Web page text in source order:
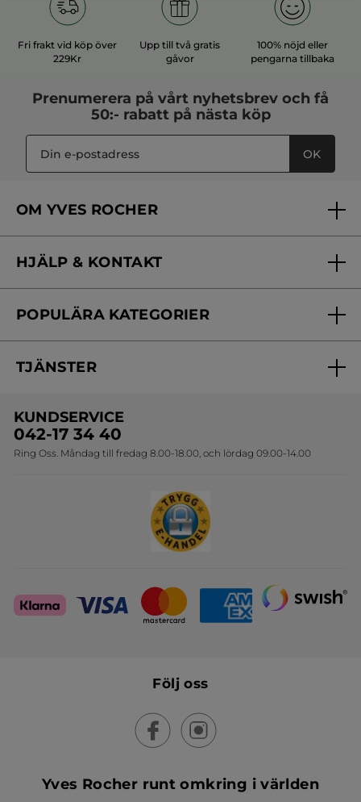
Fri frakt vid köp över
229Kr
Upp till två gratis
gåvor
100% nöjd eller
pengarna tillbaka
Prenumerera på vårt nyhetsbrev och få
50:- rabatt på nästa köp
OK
OM YVES ROCHER
Vårt engagemang
Skönhetstips
HJÄLP & KONTAKT
Kontakta oss
Online prislista
POPULÄRA KATEGORIER
Erbjudanden
Travelsize
Sets
TJÄNSTER
Onlineprislista för postorder
KUNDSERVICE
042-17 34 40
Ring Oss. Måndag till fredag 8.00-18.00, och lördag 09.00-14.00
Följ oss
Yves Rocher runt omkring i världen